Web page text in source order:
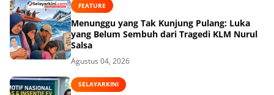
FEATURE
Menunggu yang Tak Kunjung Pulang: Luka
yang Belum Sembuh dari Tragedi KLM Nurul
Salsa
Agustus 04, 2026
SELAYARKINI